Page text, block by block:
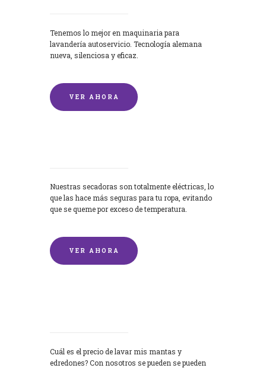
Tenemos lo mejor en maquinaria para
lavandería autoservicio. Tecnología alemana
nueva, silenciosa y eficaz.
VER AHORA
Nuestras secadoras son totalmente eléctricas, lo
que las hace más seguras para tu ropa, evitando
que se queme por exceso de temperatura.
VER AHORA
Cuál es el precio de lavar mis mantas y
edredones? Con nosotros se pueden se pueden